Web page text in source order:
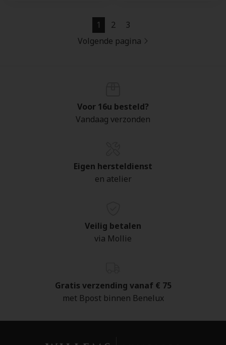
1 2
3
Volgende pagina
Voor 16u besteld?
Vandaag verzonden
Eigen hersteldienst
en atelier
Veilig betalen
via Mollie
Gratis verzending vanaf € 75
met Bpost binnen Benelux